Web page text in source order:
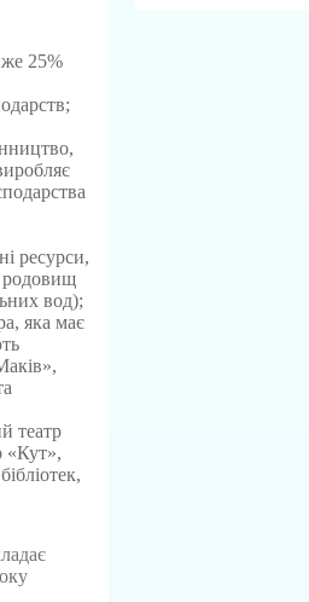
25%
ресурси,
родовищ
вод);
яка має
театр
«Кут»,